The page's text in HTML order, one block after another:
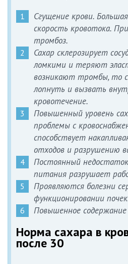
Сгущение крови.
скорость кровотока.
тромбоз.
Сахар склерозирует
ломкими и теряют
возникают тромбы, то
лопнуть и вызвать
кровотечение.
Повышенный уровень
проблемы с
способствует
отходов и разрушению
Постоянный
питания разрушает
Проявляются болезни
функционировании
Повышенное
Норма сахара в
после 30